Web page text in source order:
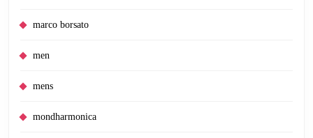
marco borsato
men
mens
mondharmonica